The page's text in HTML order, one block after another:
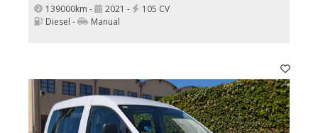
139000km - 2021 -
105 CV
Diesel -
Manual